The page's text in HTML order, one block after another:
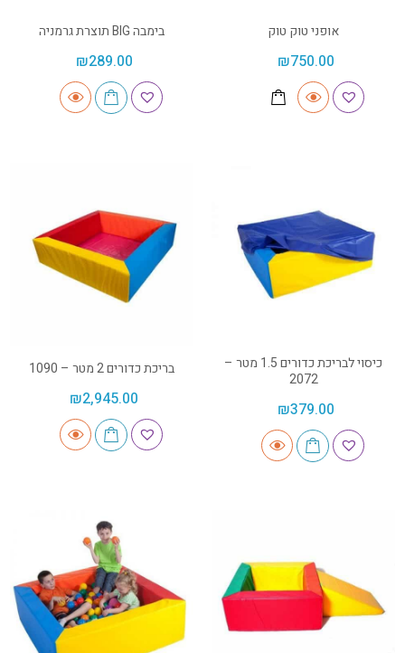
אופני טוק טוק
₪750.00
בימבה BIG תוצרת גרמניה
₪289.00
כיסוי לבריכת כדורים 1.5 מטר –
2072
₪379.00
בריכת כדורים 2 מטר – 1090
₪2,945.00